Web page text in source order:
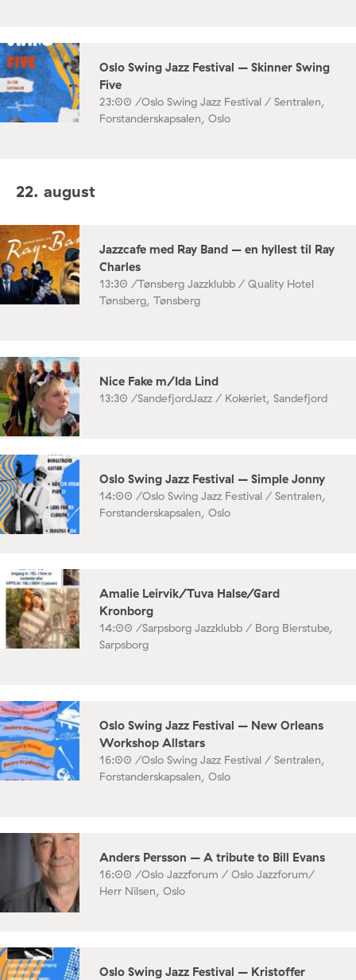
Oslo Swing Jazz Festival – Skinner Swing
Five
23:00 /Oslo Swing Jazz Festival / Sentralen,
Forstanderskapsalen, Oslo
22. august
Jazzcafe med Ray Band – en hyllest til Ray
Charles
13:30 /Tønsberg Jazzklubb / Quality Hotel
Tønsberg, Tønsberg
Nice Fake m/Ida Lind
13:30 /SandefjordJazz / Kokeriet, Sandefjord
Oslo Swing Jazz Festival – Simple Jonny
14:00 /Oslo Swing Jazz Festival / Sentralen,
Forstanderskapsalen, Oslo
Amalie Leirvik/Tuva Halse/Gard
Kronborg
14:00 /Sarpsborg Jazzklubb / Borg Bierstube,
Sarpsborg
Oslo Swing Jazz Festival – New Orleans
Workshop Allstars
16:00 /Oslo Swing Jazz Festival / Sentralen,
Forstanderskapsalen, Oslo
Anders Persson – A tribute to Bill Evans
16:00 /Oslo Jazzforum / Oslo Jazzforum/
Herr Nilsen, Oslo
Oslo Swing Jazz Festival – Kristoffer